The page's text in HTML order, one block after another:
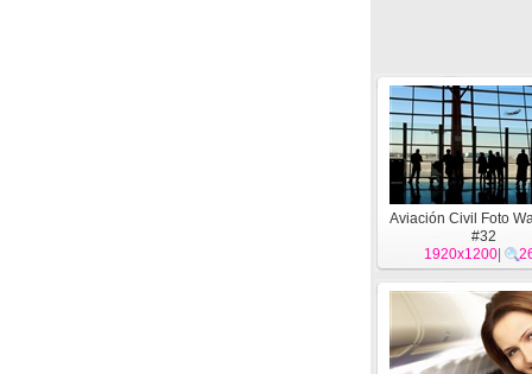
Aviación Civil Foto
#32
1920x1200